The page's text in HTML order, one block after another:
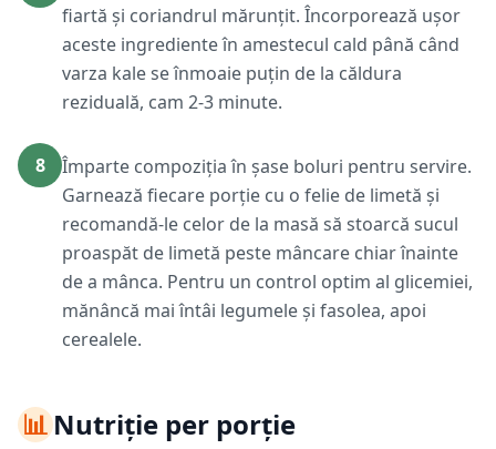
fiartă și coriandrul mărunțit. Încorporează ușor
aceste ingrediente în amestecul cald până când
varza kale se înmoaie puțin de la căldura
reziduală, cam 2-3 minute.
8
Împarte compoziția în șase boluri pentru servire.
Garnează fiecare porție cu o felie de limetă și
recomandă-le celor de la masă să stoarcă sucul
proaspăt de limetă peste mâncare chiar înainte
de a mânca. Pentru un control optim al glicemiei,
mănâncă mai întâi legumele și fasolea, apoi
cerealele.
📊Nutriție per porție